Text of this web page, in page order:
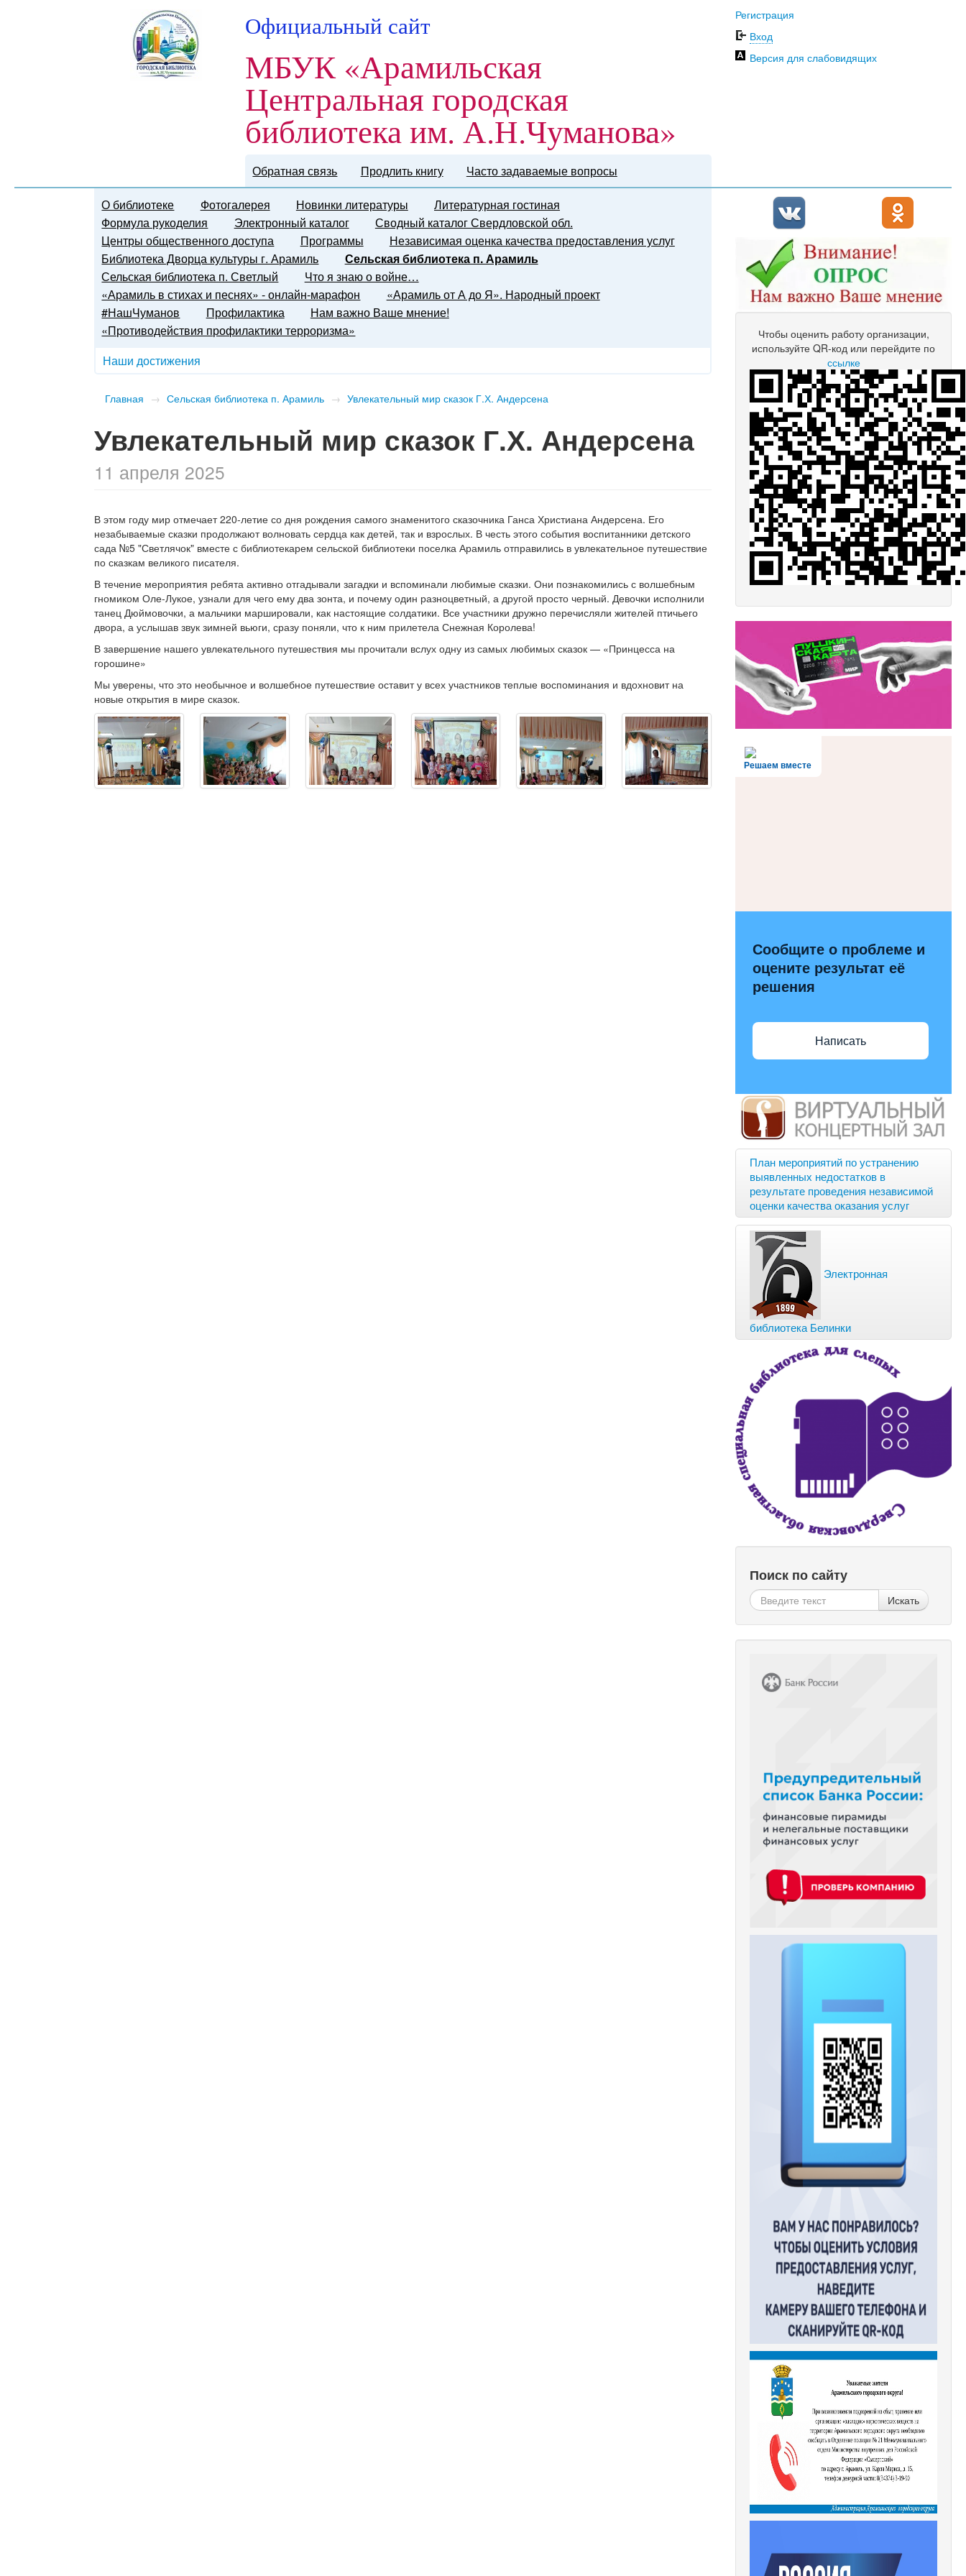
Официальный сайт
МБУК «Арамильская
Центральная городская
библиотека им. А.Н.Чуманова»
Обратная связь Продлить книгу Часто задаваемые вопросы
Регистрация
Вход
Версия для слабовидящих
О библиотеке Фотогалерея Новинки литературы
Литературная гостиная
Формула рукоделия
Электронный каталог
Сводный каталог Свердловской обл.
Центры общественного доступа
Программы
Независимая оценка качества предоставления услуг
Библиотека Дворца культуры г. Арамиль
Сельская библиотека п. Арамиль
Сельская библиотека п. Светлый
Что я знаю о войне…
«Арамиль в стихах и песнях» - онлайн-марафон
«Арамиль от А до Я». Народный проект
#НашЧуманов
Профилактика
Нам важно Ваше мнение!
«Противодействия профилактики терроризма»
Наши достижения
Главная → Сельская библиотека п. Арамиль → Увлекательный мир сказок Г.Х. Андерсена
Увлекательный мир сказок Г.Х. Андерсена
11 апреля 2025
В этом году мир отмечает 220-летие со дня рождения самого знаменитого сказочника Ганса Христиана Андерсена. Его
незабываемые сказки продолжают волновать сердца как детей, так и взрослых. В честь этого события воспитанники детского
сада №5 "Светлячок" вместе с библиотекарем сельской библиотеки поселка Арамиль отправились в увлекательное путешествие
по сказкам великого писателя.
В течение мероприятия ребята активно отгадывали загадки и вспоминали любимые сказки. Они познакомились с волшебным
гномиком Оле-Лукое, узнали для чего ему два зонта, и почему один разноцветный, а другой просто черный. Девочки исполнили
танец Дюймовочки, а мальчики маршировали, как настоящие солдатики. Все участники дружно перечисляли жителей птичьего
двора, а услышав звук зимней вьюги, сразу поняли, что к ним прилетела Снежная Королева!
В завершение нашего увлекательного путешествия мы прочитали вслух одну из самых любимых сказок — «Принцесса на
горошине»
Мы уверены, что это необычное и волшебное путешествие оставит у всех участников теплые воспоминания и вдохновит на
новые открытия в мире сказок.
Чтобы оценить работу организации,
используйте QR-код или перейдите по
ссылке
Решаем вместе
Сообщите о проблеме и
оцените результат её
решения
Написать
План мероприятий по устранению
выявленных недостатков в
результате проведения независимой
оценки качества оказания услуг
Электронная
библиотека Белинки
Поиск по сайту
Искать